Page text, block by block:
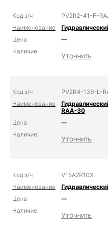
PV2R2-41-F-
—
Уточнить
PV2R4-136-L-
RAA-30
—
Уточнить
V15A2R10X
—
Уточнить